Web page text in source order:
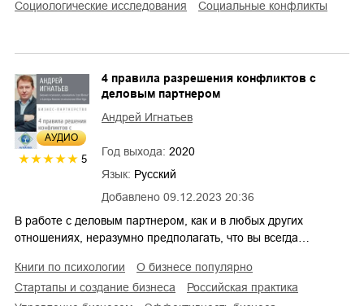
социологические исследования
социальные конфликты
AУДИО
5
Добавлено 09.12.2023 20:36
4 правила разрешения конфликтов с
деловым партнером
Андрей Игнатьев
Год выхода: 2020
Язык: Русский
В работе с деловым партнером, как и в любых других
отношениях, неразумно предполагать, что вы всегда…
книги по психологии
о бизнесе популярно
стартапы и создание бизнеса
российская практика